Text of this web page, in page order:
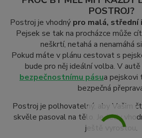
POSTROJ?
Postroj je vhodný pro malá, střední
Pejsek se tak na procházce může
neškrtí, netahá a nenamáhá
Pokud máte v plánu cestovat s
bude pro něj ideální volba. V
bezpečnostnímu pásua pejskovi
bezpečná
Postroj je polhovatelný, aby Vašim
skvěle pasoval na tělo. Je tedy
ještě vyrostou.